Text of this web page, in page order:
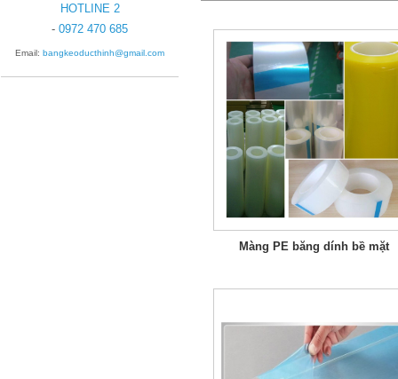
HOTLINE 2
- 0972 470 685
Email: bangkeoducthinh@gmail.com
Màng PE băng dính bề mặt